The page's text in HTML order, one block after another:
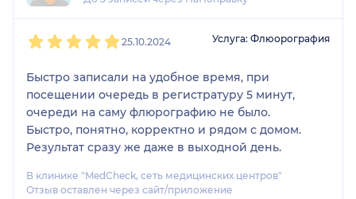
25.10.2024 Услуга: Флюорография
Быстро записали на удобное время, при
посещении очередь в регистратуру 5 минут,
очереди на саму флюрографию не было.
Быстро, понятно, корректно и рядом с домом.
Результат сразу же даже в выходной день.
В клинике "MedCheck, сеть медицинских центров"
Отзыв оставлен через сайт/приложение